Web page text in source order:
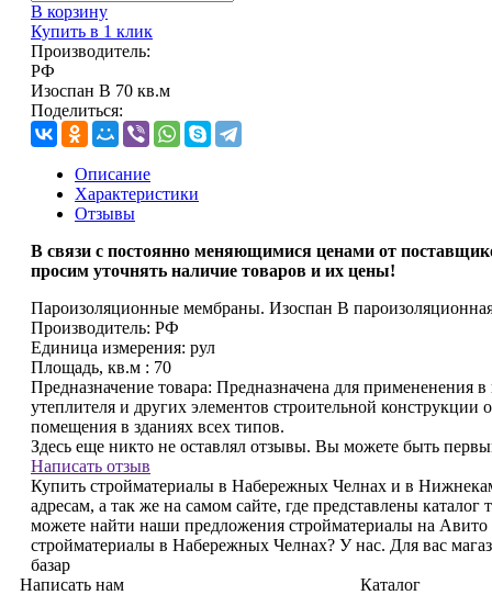
В корзину
Купить в 1 клик
Производитель:
РФ
Изоспан B 70 кв.м
Поделиться:
Описание
Характеристики
Отзывы
В связи с постоянно меняющимися ценами от
просим уточнять наличие товаров и их цены!
Пароизоляционные мембраны. Изоспан B
Производитель: РФ
Единица измерения: рул
Площадь, кв.м : 70
Предназначение товара: Предназначена для примененения в
утеплителя и других элементов строительной
помещения в зданиях всех типов.
Здесь еще никто не оставлял отзывы. Вы можете быть
Написать отзыв
Купить стройматериалы в Набережных Челнах и в
адресам, а так же на самом сайте, где представлены
можете найти наши предложения стройматериалы на
стройматериалы в Набережных Челнах? У нас. Для вас
базар
Написать нам
Каталог